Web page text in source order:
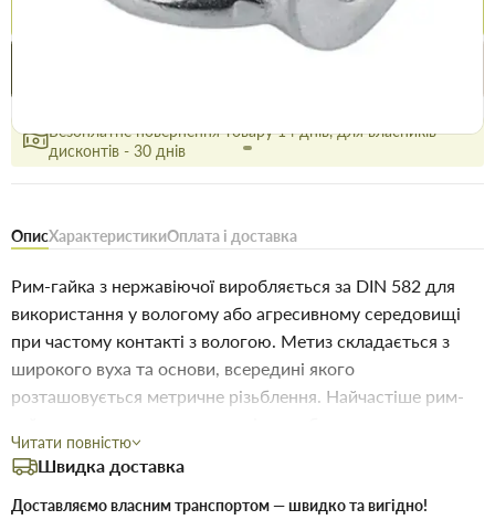
Купити
Безоплатне повернення товару 14 днів, для власників
дисконтів - 30 днів
ОписХарактеристикиОплата і доставка
Рим-гайка з нержавіючої виробляється за DIN 582 для
використання у вологому або агресивному середовищі
при частому контакті з вологою. Метиз складається з
широкого вуха та основи, всередині якого
розташовується метричне різьблення. Найчастіше рим-
формуючи подібність ланки ланцюга роз'ємного типу.
Діаметр кільця може змінюватись в залежності від
розміру гайки та її навантажувальної здатності. Кільце
Читати повністю
Швидка доставка
Доставляємо власним транспортом — швидко та вигідно!